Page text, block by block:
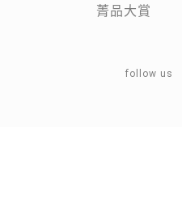
菁品大賞
follow us